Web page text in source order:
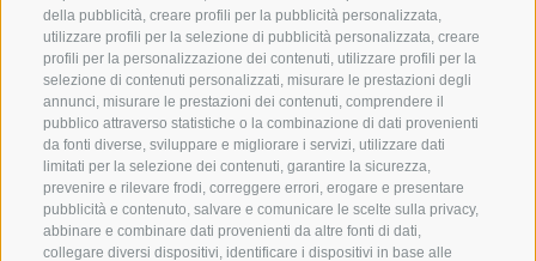
della pubblicità, creare profili per la pubblicità personalizzata,
utilizzare profili per la selezione di pubblicità personalizzata, creare
profili per la personalizzazione dei contenuti, utilizzare profili per la
selezione di contenuti personalizzati, misurare le prestazioni degli
annunci, misurare le prestazioni dei contenuti, comprendere il
pubblico attraverso statistiche o la combinazione di dati provenienti
da fonti diverse, sviluppare e migliorare i servizi, utilizzare dati
limitati per la selezione dei contenuti, garantire la sicurezza,
prevenire e rilevare frodi, correggere errori, erogare e presentare
pubblicità e contenuto, salvare e comunicare le scelte sulla privacy,
abbinare e combinare dati provenienti da altre fonti di dati,
collegare diversi dispositivi, identificare i dispositivi in base alle
SERVIZIO
Contatto
Meteo
FAQ & AGB
Newsletter
noleggio attrezzatura
ON TOUR
Noi
Programma invernale